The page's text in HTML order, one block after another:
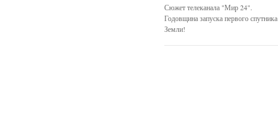
Сюжет телеканала "Мир 24".
Годовщина запуска первого спутника
Земли!